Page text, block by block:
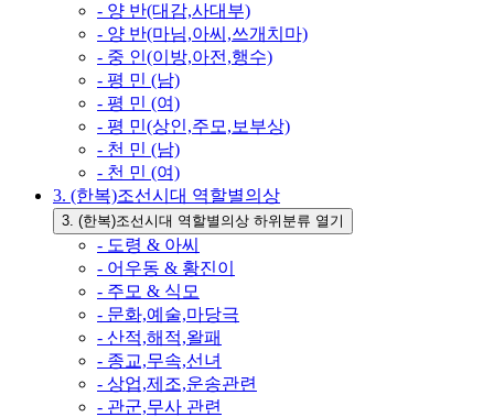
- 양 반(대감,사대부)
- 양 반(마님,아씨,쓰개치마)
- 중 인(이방,아전,행수)
- 평 민 (남)
- 평 민 (여)
- 평 민(상인,주모,보부상)
- 천 민 (남)
- 천 민 (여)
3. (한복)조선시대 역할별의상
3. (한복)조선시대 역할별의상 하위분류 열기
- 도령 & 아씨
- 어우동 & 황진이
- 주모 & 식모
- 문화,예술,마당극
- 산적,해적,왈패
- 종교,무속,선녀
- 상업,제조,운송관련
- 관군,무사 관련